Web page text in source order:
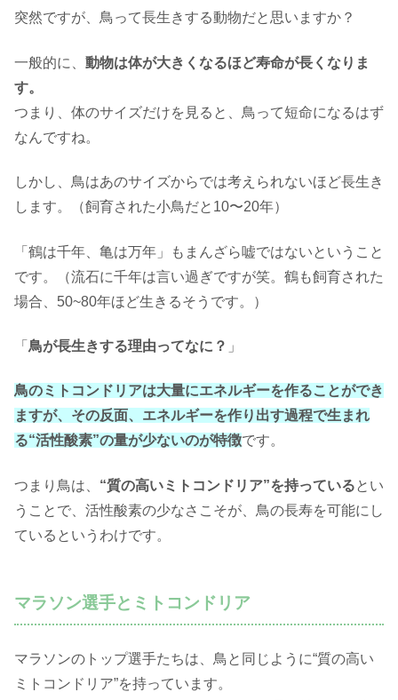
突然ですが、鳥って長生きする動物だと思いますか？
一般的に、 動物は体が大きくなるほど寿命が長くなりま
す。
つまり、体のサイズだけを見ると、鳥って短命になるはず
なんですね。
しかし、鳥はあのサイズからでは考えられないほど長生き
します。（飼育された小鳥だと10〜20年）
「鶴は千年、亀は万年」もまんざら嘘ではないということ
です。（流石に千年は言い過ぎですが笑。鶴も飼育された
場合、50~80年ほど生きるそうです。）
「 鳥が長生きする理由ってなに？ 」
鳥のミトコンドリアは大量にエネルギーを作ることができ
ますが、その反面、エネルギーを作り出す過程で生まれ
る“活性酸素”の量が少ないのが特徴です。
つまり鳥は、 “質の高いミトコンドリア”を持っているとい
うことで、活性酸素の少なさこそが、鳥の長寿を可能にし
ているというわけです。
マラソン選手とミトコンドリア
マラソンのトップ選手たちは、鳥と同じように“質の高い
ミトコンドリア”を持っています。